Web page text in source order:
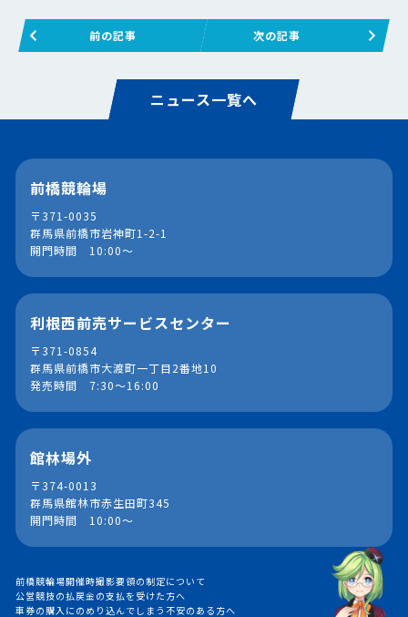
前の記事 次の記事
ニュース一覧へ
前橋競輪場
〒371-0035
群馬県前橋市岩神町1-2-1
開門時間 10:00～
利根西前売サービスセンター
〒371-0854
群馬県前橋市大渡町一丁目2番地10
発売時間 7:30～16:00
館林場外
〒374-0013
群馬県館林市赤生田町345
開門時間 10:00～
前橋競輪場開催時撮影要領の制定について
公営競技の払戻金の支払を受けた方へ
車券の購入にのめり込んでしまう不安のある方へ